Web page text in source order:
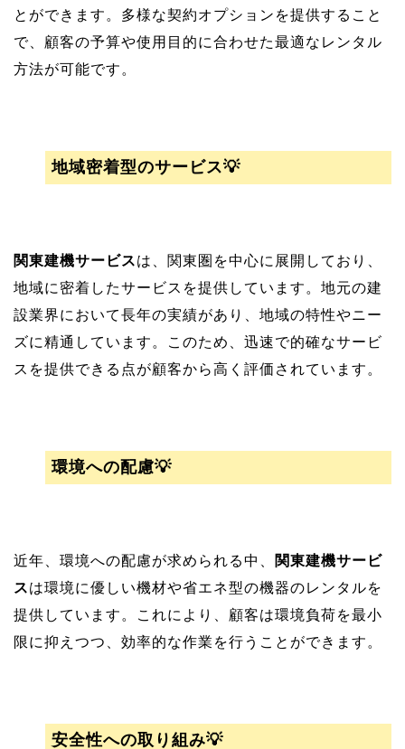
とができます。多様な契約オプションを提供すること
で、顧客の予算や使用目的に合わせた最適なレンタル
方法が可能です。
地域密着型のサービス💡
関東建機サービスは、関東圏を中心に展開しており、
地域に密着したサービスを提供しています。地元の建
設業界において長年の実績があり、地域の特性やニー
ズに精通しています。このため、迅速で的確なサービ
スを提供できる点が顧客から高く評価されています。
環境への配慮💡
近年、環境への配慮が求められる中、
関東建機サービ
スは環境に優しい機材や省エネ型の機器のレンタルを
提供しています。これにより、顧客は環境負荷を最小
限に抑えつつ、効率的な作業を行うことができます。
安全性への取り組み💡